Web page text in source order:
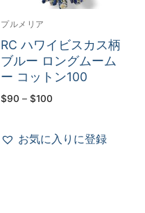
プルメリア
RC ハワイビスカス柄
ブルー ロングムーム
ー コットン100
$90 – $100
–
$100
お気に入りに登録